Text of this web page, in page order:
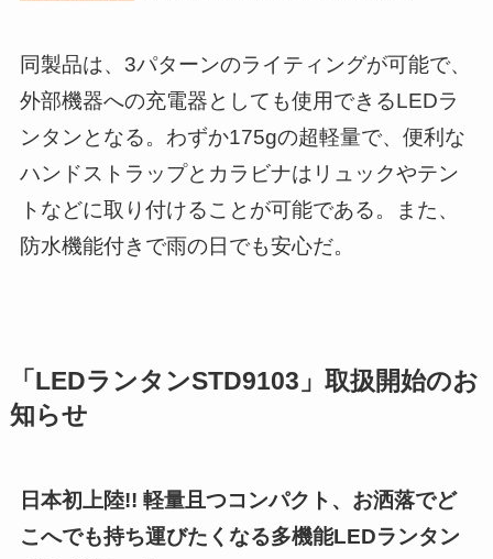
同製品は、3パターンのライティングが可能で、
外部機器への充電器としても使用できるLEDラ
ンタンとなる。わずか175gの超軽量で、便利な
ハンドストラップとカラビナはリュックやテン
トなどに取り付けることが可能である。また、
防水機能付きで雨の日でも安心だ。
「LEDランタンSTD9103」取扱開始のお
知らせ
日本初上陸!! 軽量且つコンパクト、お洒落でど
こへでも持ち運びたくなる多機能LEDランタン